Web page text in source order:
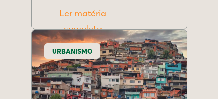
Ler matéria
completa
URBANISMO